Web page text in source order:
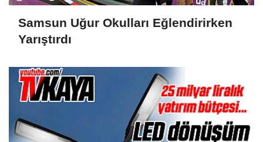
Samsun Uğur Okulları Eğlendirirken
Yarıştırdı